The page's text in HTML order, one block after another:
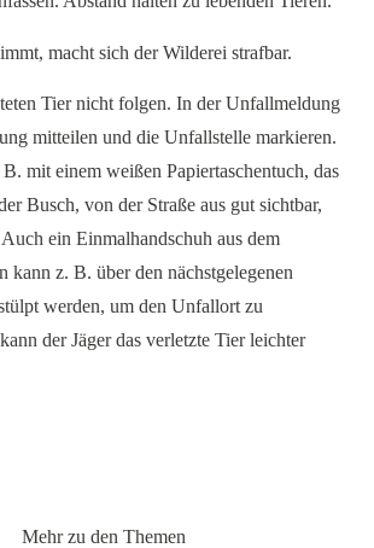
macht sich der Wilderei strafbar.
Tier nicht folgen. In der Unfallmeldung
mitteilen und die Unfallstelle markieren.
mit einem weißen Papiertaschentuch, das
Busch, von der Straße aus gut sichtbar,
ein Einmalhandschuh aus dem
kann z. B. über den nächstgelegenen
werden, um den Unfallort zu
der Jäger das verletzte Tier leichter
Mehr zu den Themen